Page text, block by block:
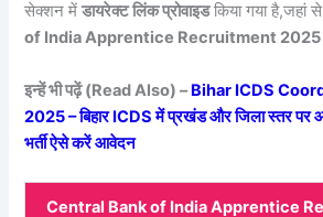
सेक्शन मेंडायरेक्ट लिंक प्रोवाइडकिया गया है,जहां
of India Apprentice Recruitment 2025
इन्हें भी पढ़ें (Read Also) –Bihar ICDS
2025 – बिहार ICDS में प्रखंड और जिला स्तर पर
भर्ती ऐसे करें आवेदन
Central Bank of India Apprentice